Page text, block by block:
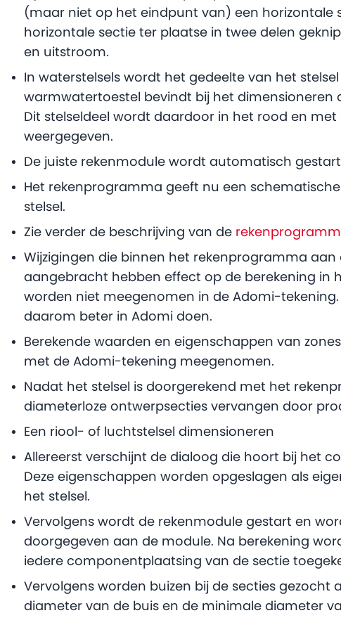
(maar niet op het eindpunt van) een horizontale
horizontale sectie ter plaatse in twee delen
en uitstroom.
In waterstelsels wordt het gedeelte van het
warmwatertoestel bevindt bij het dimensioneren
Dit stelseldeel wordt daardoor in het rood en
weergegeven.
De juiste rekenmodule wordt automatisch
Het rekenprogramma geeft nu een
stelsel.
Zie verder de beschrijving van de
Wijzigingen die binnen het rekenprogramma aan
aangebracht hebben effect op de berekening in
worden niet meegenomen in de Adomi-
daarom beter in Adomi doen.
Berekende waarden en eigenschappen van
met de Adomi-tekening meegenomen.
Nadat het stelsel is doorgerekend met het
diameterloze ontwerpsecties vervangen door
Een riool- of luchtstelsel dimensioneren
Allereerst verschijnt de dialoog die hoort bij het
Deze eigenschappen worden opgeslagen als
het stelsel.
Vervolgens wordt de rekenmodule gestart en
doorgegeven aan de module. Na berekening
iedere componentplaatsing van de sectie
Vervolgens worden buizen bij de secties gezocht
diameter van de buis en de minimale diameter